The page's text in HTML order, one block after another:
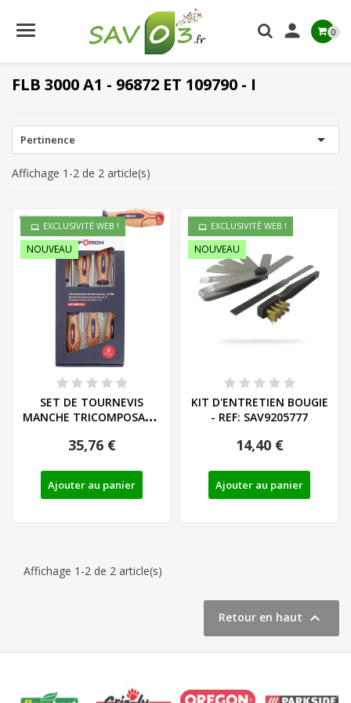
 0
FLB 3000 A1 - 96872 ET 109790 - I
Pertinence 
Affichage 1-2 de 2 article(s)
EXCLUSIVITÉ WEB !
NOUVEAU
SET DE TOURNEVIS
MANCHE TRICOMPOSANT
35,76 €
Ajouter au panier
EXCLUSIVITÉ WEB !
NOUVEAU
KIT D'ENTRETIEN BOUGIE
- REF: SAV9205777
14,40 €
Ajouter au panier
Affichage 1-2 de 2 article(s)
Retour en haut 